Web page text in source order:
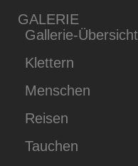
GALERIE
Gallerie-Übersicht
Klettern
Menschen
Reisen
Tauchen